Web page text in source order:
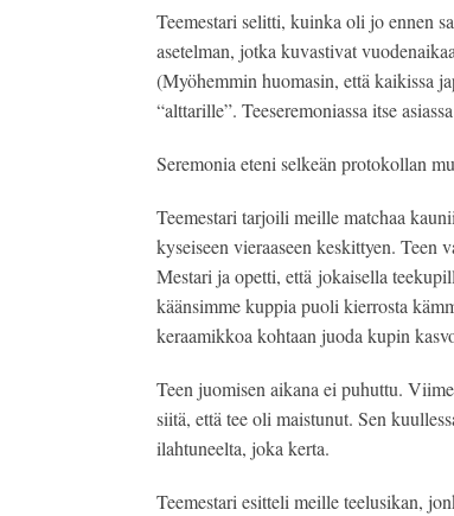
Teemestari selitti, kuinka oli jo ennen
asetelman, jotka kuvastivat
(Myöhemmin huomasin, että kaikissa
“alttarille”. Teeseremoniassa itse
Seremonia eteni selkeän protokollan
Teemestari tarjoili meille matchaa
kyseiseen vieraaseen keskittyen. Teen
Mestari ja opetti, että jokaisella
käänsimme kuppia puoli kierrosta
keraamikkoa kohtaan juoda kupin
Teen juomisen aikana ei puhuttu.
siitä, että tee oli maistunut. Sen
ilahtuneelta, joka kerta.
Teemestari esitteli meille teelusikan,